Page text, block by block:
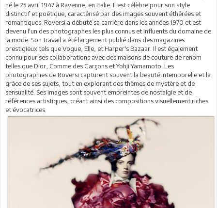
né le 25 avril 1947 à Ravenne, en Italie. Il est célèbre pour son style
distinctif et poétique, caractérisé par des images souvent éthérées et
romantiques. Roversi a débuté sa carrière dans les années 1970 et est
devenu l'un des photographes les plus connus et influents du domaine de
la mode. Son travail a été largement publié dans des magazines
prestigieux tels que Vogue, Elle, et Harper's Bazaar. Il est également
connu pour ses collaborations avec des maisons de couture de renom
telles que Dior, Comme des Garçons et Yohji Yamamoto. Les
photographies de Roversi capturent souvent la beauté intemporelle et la
grâce de ses sujets, tout en explorant des thèmes de mystère et de
sensualité. Ses images sont souvent empreintes de nostalgie et de
références artistiques, créant ainsi des compositions visuellement riches
et évocatrices.